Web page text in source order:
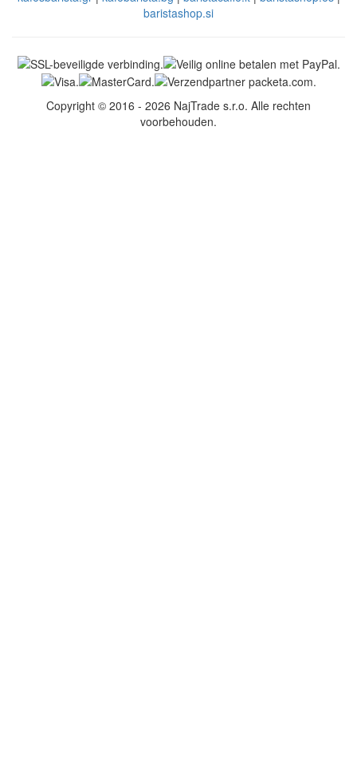
baristashop.si
Copyright © 2016 - 2026 NajTrade s.r.o. Alle rechten
voorbehouden.